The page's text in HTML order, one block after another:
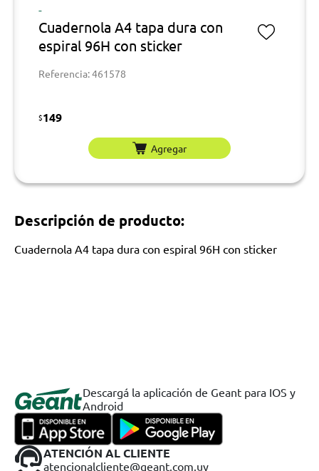
-
Cuadernola A4 tapa dura con
espiral 96H con sticker
Referencia: 461578
$149
Agregar
Descripción de producto:
Cuadernola A4 tapa dura con espiral 96H con sticker
Descargá la aplicación de Geant para IOS y
Android
ATENCIÓN AL CLIENTE
atencionalcliente@geant.com.uy